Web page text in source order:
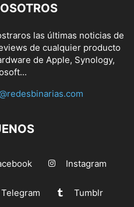
las últimas noticias de
de cualquier producto
de Apple, Synology,
Instagram
Telegram Tumblr